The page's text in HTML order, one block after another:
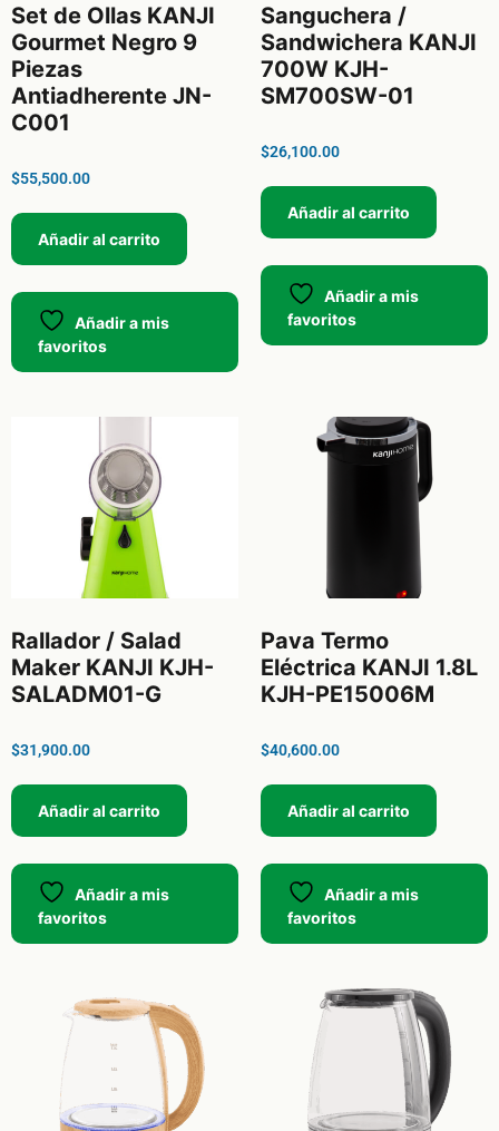
Set de Ollas KANJI
Gourmet Negro 9
Piezas
Antiadherente JN-
C001
$55,500.00
Añadir al carrito
Añadir a mis
favoritos
Sanguchera /
Sandwichera KANJI
700W KJH-
SM700SW-01
$26,100.00
Añadir al carrito
Añadir a mis
favoritos
Rallador / Salad
Maker KANJI KJH-
SALADM01-G
$31,900.00
Añadir al carrito
Añadir a mis
favoritos
Pava Termo
Eléctrica KANJI 1.8L
KJH-PE15006M
$40,600.00
Añadir al carrito
Añadir a mis
favoritos